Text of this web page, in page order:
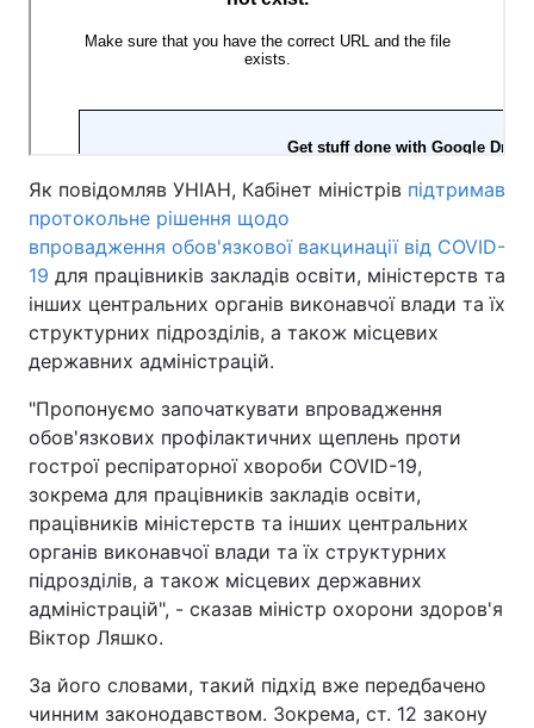
Як повідомляв УНІАН, Кабінет міністрів підтримав
протокольне рішення щодо
впровадження обов'язкової вакцинації від COVID-
19 для працівників закладів освіти, міністерств та
інших центральних органів виконавчої влади та їх
структурних підрозділів, а також місцевих
державних адміністрацій.
"Пропонуємо започаткувати впровадження
обов'язкових профілактичних щеплень проти
гострої респіраторної хвороби COVID-19,
зокрема для працівників закладів освіти,
працівників міністерств та інших центральних
органів виконавчої влади та їх структурних
підрозділів, а також місцевих державних
адміністрацій", - сказав міністр охорони здоров'я
Віктор Ляшко.
За його словами, такий підхід вже передбачено
чинним законодавством. Зокрема, ст. 12 закону